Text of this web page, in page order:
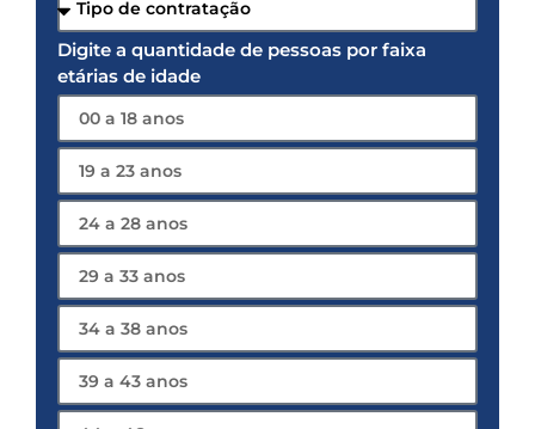
Digite a quantidade de pessoas por faixa
etárias de idade